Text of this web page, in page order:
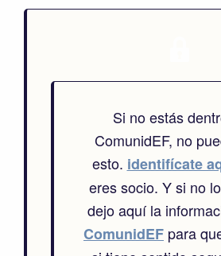
Si no estás
ComunidEF, no
esto. identifícate
eres socio. Y si no
dejo aquí la
ComunidEF para